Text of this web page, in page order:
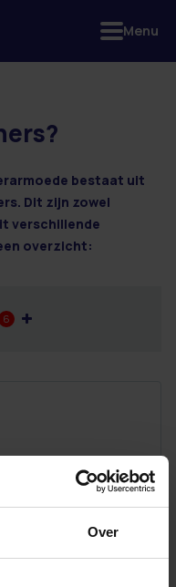
Over
bestaat uit
Dit zijn zowel
verschillende
overzicht:
6
Menu